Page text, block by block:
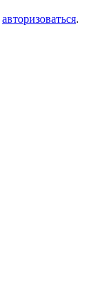
авторизоваться.